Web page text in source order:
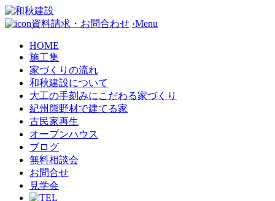
資料請求・お問合わせ ‹Menu
HOME
施工集
家づくりの流れ
和秋建設について
大工の手刻みにこだわる家づくり
紀州熊野材で建てる家
古民家再生
オープンハウス
ブログ
無料相談会
お問合せ
見学会